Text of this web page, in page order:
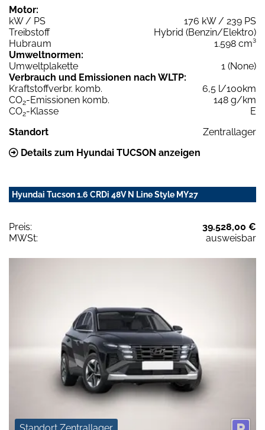
Motor:
kW / PS
176 kW / 239 PS
Treibstoff
Hybrid (Benzin/Elektro)
Hubraum
1.598 cm³
Umweltnormen:
Umweltplakette
1 (None)
Verbrauch und Emissionen nach WLTP:
Kraftstoffverbr. komb.
6,5 l/100km
CO2-Emissionen komb.
148 g/km
CO2-Klasse
E
Standort
Zentrallager
Details zum Hyundai TUCSON anzeigen
Hyundai Tucson 1.6 CRDi 48V N Line Style MY27
Preis:
39.528,00 €
MWSt:
ausweisbar